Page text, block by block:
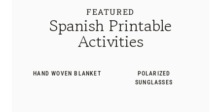
FEATURED
Spanish Printable
Activities
HAND WOVEN BLANKET
POLARIZED
SUNGLASSES